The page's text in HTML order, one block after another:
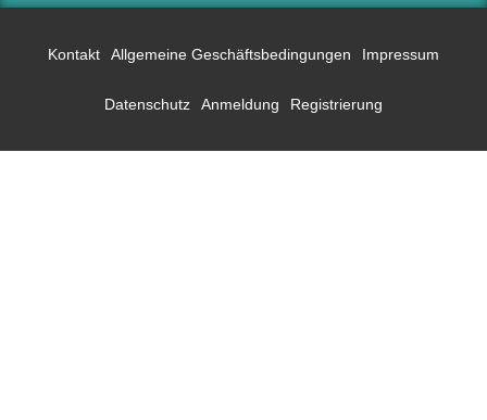
Kontakt Allgemeine Geschäftsbedingungen Impressum
Datenschutz Anmeldung Registrierung